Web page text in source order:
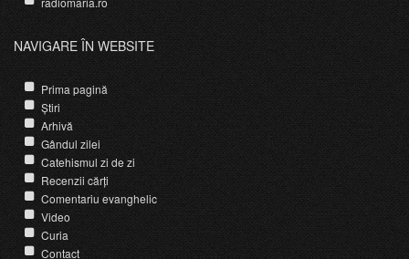
NAVIGARE ÎN WEBSITE
Prima pagină
Știri
Arhivă
Gândul zilei
Catehismul zi de zi
Recenzii cărți
Comentariu evanghelic
Video
Curia
Contact